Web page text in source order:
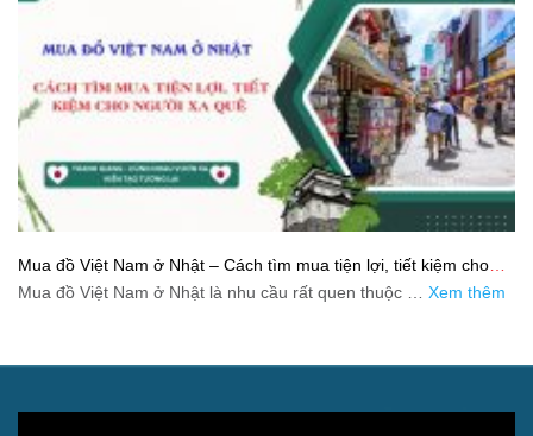
Mua đồ Việt Nam ở Nhật – Cách tìm mua tiện lợi, tiết kiệm cho
người xa quê
Mua đồ Việt Nam ở Nhật là nhu cầu rất quen thuộc … Xem thêm